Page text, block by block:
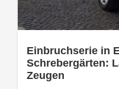
Einbruchserie in
Schrebergärten:
Zeugen